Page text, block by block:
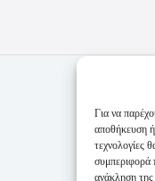
Για να
αποθήκευση
τεχνολογίες
συμπεριφορά
ανάκληση της